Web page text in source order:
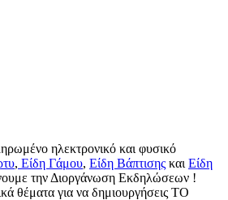
ηλεκτρονικό και φυσικό
, Είδη Γάμου, Είδη Βάπτισης και Είδη
την Διοργάνωση Εκδηλώσεων !
θέματα για να δημιουργήσεις ΤΟ